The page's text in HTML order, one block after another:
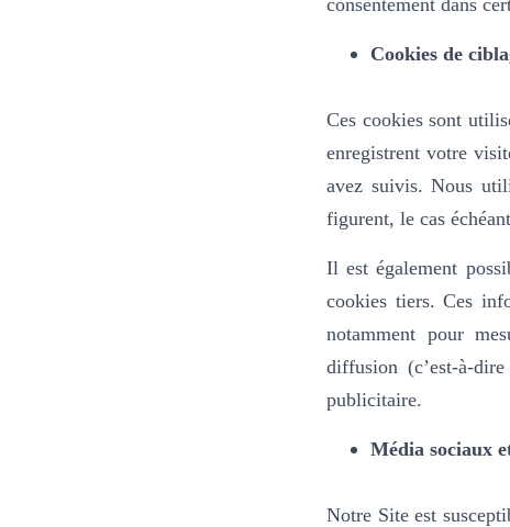
consentement dans
Cookies de
Ces cookies sont
enregistrent votre
avez suivis. Nous
figurent, le cas
Il est également
cookies tiers. Ces
notamment pour
diffusion (c’est-à-
publicitaire.
Média sociaux
Notre Site est